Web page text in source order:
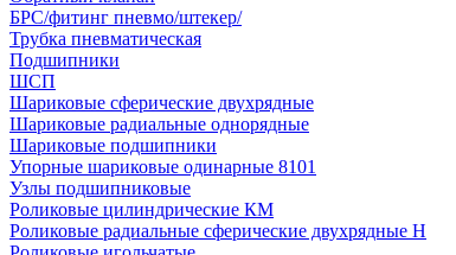
БРС/фитинг пневмо/штекер/
Трубка пневматическая
Подшипники
ШСП
Шариковые сферические двухрядные
Шариковые радиальные однорядные
Шариковые подшипники
Упорные шариковые одинарные 8101
Узлы подшипниковые
Роликовые цилиндрические КМ
Роликовые радиальные сферические двухрядные H